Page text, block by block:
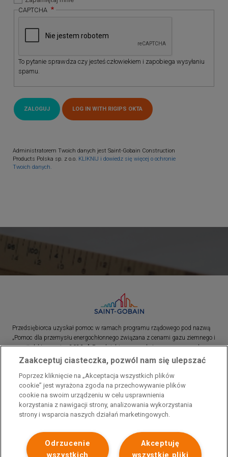
CAPTCHA
To pytanie sprawdza czy jesteś człowiekiem i zapobiega wysyłaniu
spamu.
Administratorem Twoich danych jest Saint-Gobain Construction
Products Polska sp. z o.o. KLIKNIJ i dowiedz się więcej o ochronie
Twoich danych.
Przedsiębiorca uzyskał pomoc w ramach programu rządowego pod nazwą
„Pomoc dla przemysłu energochłonnego związana z cenami gazu ziemnego i
energii elektrycznej w 2023 r.”. Przedsiębiorca uzyskał pomoc w ramach
programu rządowego pod nazwą: „Pomoc dla sektorów energochłonnych
związana z nagłymi wzrostami cen gazu ziemnego i energii elektrycznej w
2022 r.”
Zaakceptuj ciasteczka, pozwól nam się ulepszać
Poprzez kliknięcie na „Akceptacja wszystkich plików
cookie” jest wyrażona zgoda na przechowywanie plików
cookie na swoim urządzeniu w celu usprawnienia
korzystania z nawigacji strony, analizowania wykorzystania
strony i wsparcia naszych działań marketingowych.
Akceptuję
wszystkie pliki
Odrzucenie
wszystkich